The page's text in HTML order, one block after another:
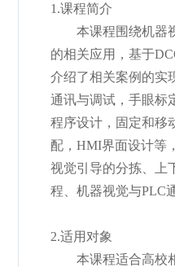
1.课程简介
本课程围绕机器
的相关应用，基于
介绍了相关案例的实
通讯与调试，手眼标
程序设计，固定和移
配， HMI界面设计等
视觉引导的分拣、上
程、机器视觉与PLC
2.适用对象
本课程适合高校